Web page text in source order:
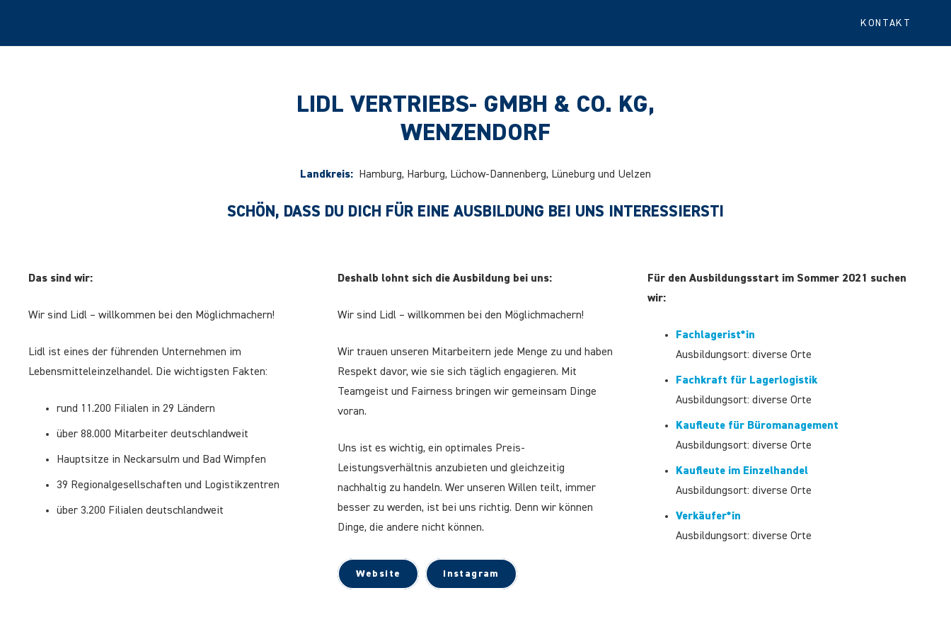
KONTAKT
LIDL VERTRIEBS- GMBH & CO. KG,
WENZENDORF
Landkreis: Hamburg, Harburg, Lüchow-Dannenberg, Lüneburg und Uelzen
SCHÖN, DASS DU DICH FÜR EINE AUSBILDUNG BEI UNS INTERESSIERST!
Das sind wir:
Wir sind Lidl – willkommen bei den Möglichmachern!
Lidl ist eines der führenden Unternehmen im
Lebensmitteleinzelhandel. Die wichtigsten Fakten:
rund 11.200 Filialen in 29 Ländern
über 88.000 Mitarbeiter deutschlandweit
Hauptsitze in Neckarsulm und Bad Wimpfen
39 Regionalgesellschaften und Logistikzentren
über 3.200 Filialen deutschlandweit
Deshalb lohnt sich die Ausbildung bei uns:
Wir sind Lidl – willkommen bei den Möglichmachern!
Wir trauen unseren Mitarbeitern jede Menge zu und haben
Respekt davor, wie sie sich täglich engagieren. Mit
Teamgeist und Fairness bringen wir gemeinsam Dinge
voran.
Uns ist es wichtig, ein optimales Preis-
Leistungsverhältnis anzubieten und gleichzeitig
nachhaltig zu handeln. Wer unseren Willen teilt, immer
besser zu werden, ist bei uns richtig. Denn wir können
Dinge, die andere nicht können.
Website Instagram
Für den Ausbildungsstart im Sommer 2021 suchen
wir:
Fachlagerist*in
Ausbildungsort: diverse Orte
Fachkraft für Lagerlogistik
Ausbildungsort: diverse Orte
Kaufleute für Büromanagement
Ausbildungsort: diverse Orte
Kaufleute im Einzelhandel
Ausbildungsort: diverse Orte
Verkäufer*in
Ausbildungsort: diverse Orte